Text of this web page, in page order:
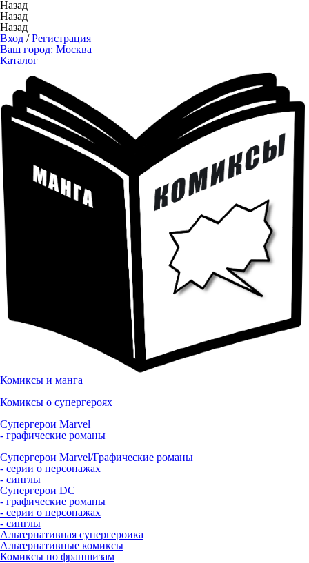
Назад
Назад
Назад
Вход /Регистрация
Ваш город: Москва
Каталог
Комиксы и манга
Комиксы о супергероях
Супергерои Marvel
- графические романы
Супергерои Marvel/Графические романы
- серии о персонажах
- синглы
Супергерои DC
- графические романы
- серии о персонажах
- синглы
Альтернативная супергероика
Альтернативные комиксы
Комиксы по франшизам